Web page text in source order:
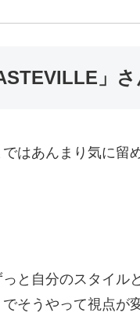
」さ
はあんまり気に留
と自分のスタイル
そうやって視点が